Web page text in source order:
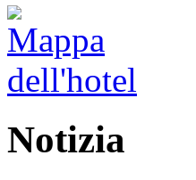
Notizia